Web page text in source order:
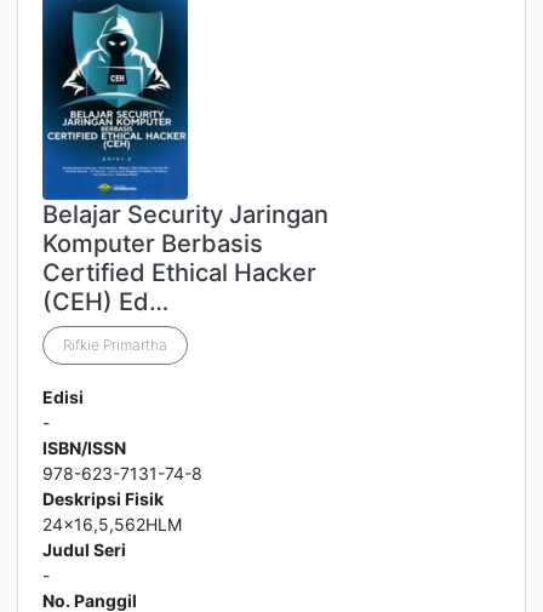
Belajar Security Jaringan
Komputer Berbasis
Certified Ethical Hacker
(CEH) Ed…
Rifkie Primartha
Edisi
-
ISBN/ISSN
978-623-7131-74-8
Deskripsi Fisik
24x16,5,562HLM
Judul Seri
-
No. Panggil